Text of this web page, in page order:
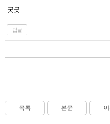
굿굿
답글
목록 본문